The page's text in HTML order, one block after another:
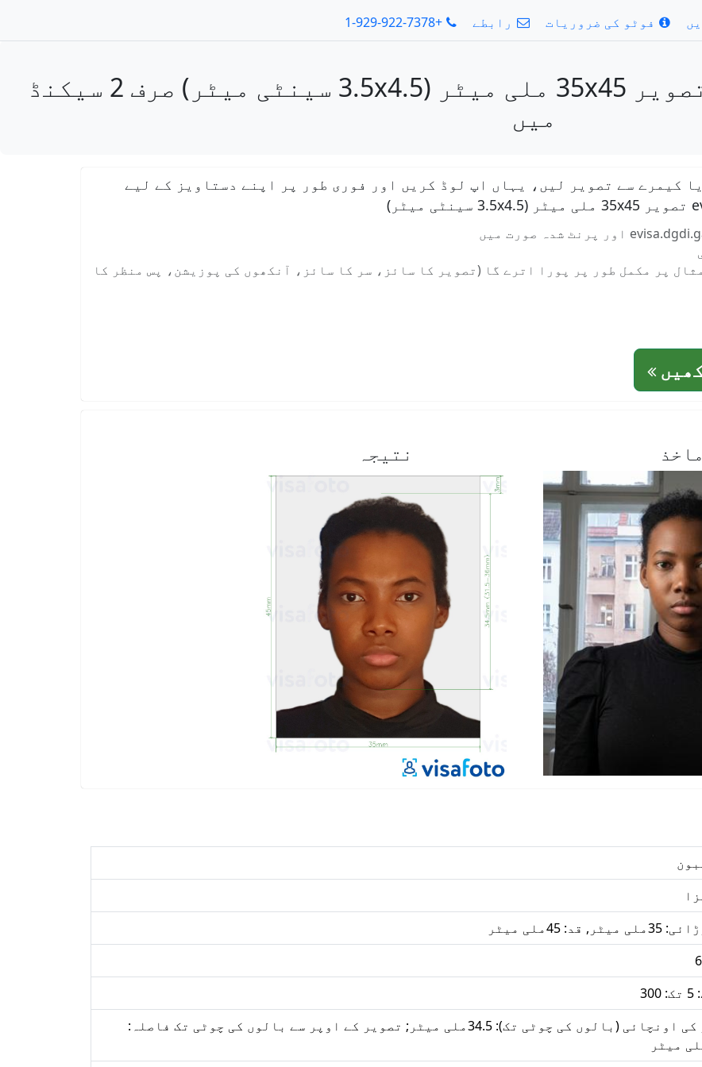
فوٹو کی ضروریات رابطے +1-929-922-7378
فوٹو حاصل کریں گبون evisa تصویر 35x45 ملی میٹر (3.5x4.5 سینٹی میٹر) صرف 2 سیکنڈ
میں
کیمرے سے تصویر لیں، یہاں اپ لوڈ کریں اور فوری طور پر اپنے دستاویز کے لیے
پر مکمل طور پر پورا اترے گا (تصویر کا سائز، سر کا سائز، آنکھوں کی پوزیشن، پس منظر کا
ماخذ نتیجہ
میٹر, قد: 45ملی میٹر
سر کی اونچائی (بالوں کی چوٹی تک): 34.5ملی میٹر; تصویر کے اوپر سے بالوں کی چوٹی تک فاصلہ: